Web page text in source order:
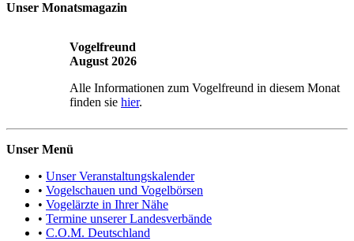
Unser Monatsmagazin
Vogelfreund
August 2026
Alle Informationen zum Vogelfreund in diesem Monat
finden sie hier.
Unser Menü
• Unser Veranstaltungskalender
• Vogelschauen und Vogelbörsen
• Vogelärzte in Ihrer Nähe
• Termine unserer Landesverbände
• C.O.M. Deutschland